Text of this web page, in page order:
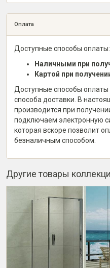
Оплата
Доступные способы оплаты:
Наличными при
Картой при
Доступные способы оплаты
способа доставки. В
производится при
подключаем электронную
которая вскоре позволит
безналичным способом.
Другие товары